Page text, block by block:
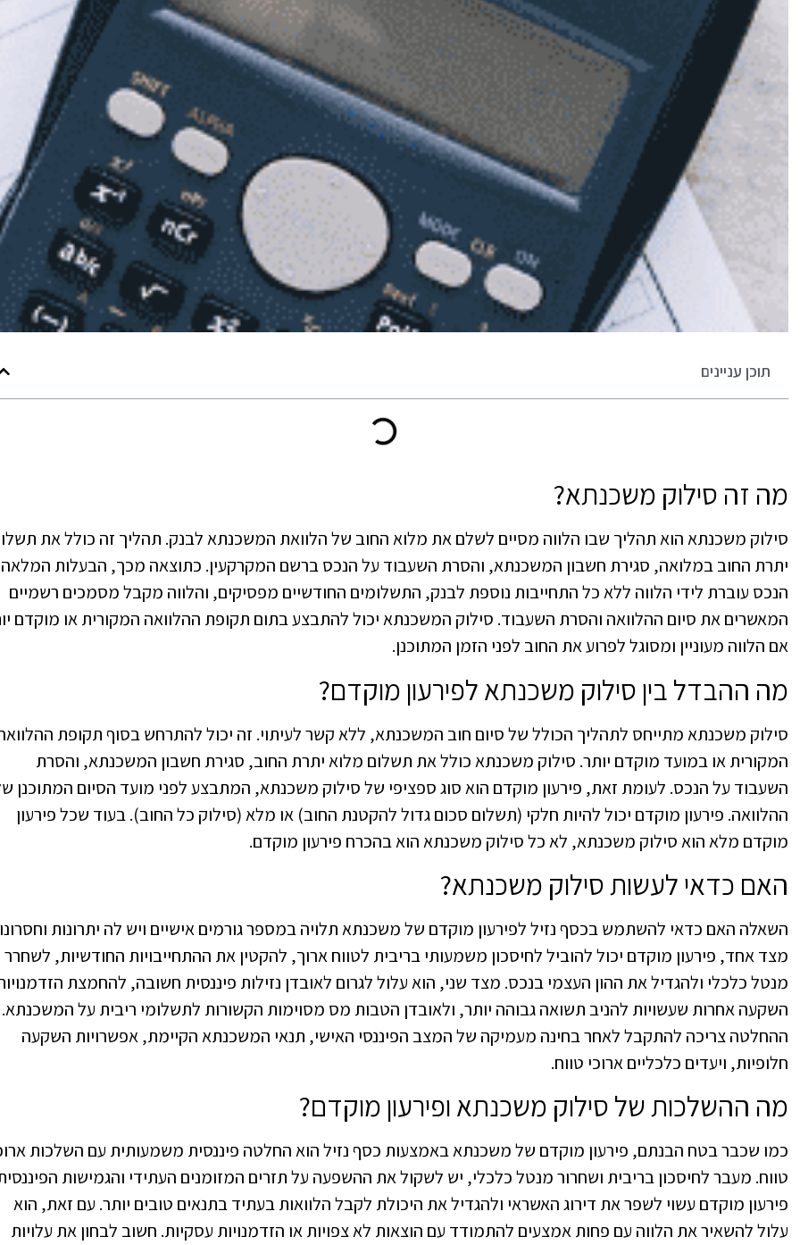
תוכן עניינים
מה זה סילוק משכנתא?
סילוק משכנתא הוא תהליך שבו הלווה מסיים לשלם את מלוא החוב של הלוואת המשכנתא לבנק. תהליך זה כולל את
יתרת החוב במלואה, סגירת חשבון המשכנתא, והסרת השעבוד על הנכס ברשם המקרקעין. כתוצאה מכך, הבעלות
הנכס עוברת לידי הלווה ללא כל התחייבות נוספת לבנק, התשלומים החודשיים מפסיקים, והלווה מקבל מסמכים רשמיים
המאשרים את סיום ההלוואה והסרת השעבוד. סילוק המשכנתא יכול להתבצע בתום תקופת ההלוואה המקורית או מוקדם
אם הלווה מעוניין ומסוגל לפרוע את החוב לפני הזמן המתוכנן.
מה ההבדל בין סילוק משכנתא לפירעון מוקדם?
סילוק משכנתא מתייחס לתהליך הכולל של סיום חוב המשכנתא, ללא קשר לעיתוי. זה יכול להתרחש בסוף תקופת
המקורית או במועד מוקדם יותר. סילוק משכנתא כולל את תשלום מלוא יתרת החוב, סגירת חשבון המשכנתא, והסרת
השעבוד על הנכס. לעומת זאת, פירעון מוקדם הוא סוג ספציפי של סילוק משכנתא, המתבצע לפני מועד הסיום המתוכנן
ההלוואה. פירעון מוקדם יכול להיות חלקי (תשלום סכום גדול להקטנת החוב) או מלא (סילוק כל החוב). בעוד שכל פירעון
מוקדם מלא הוא סילוק משכנתא, לא כל סילוק משכנתא הוא בהכרח פירעון מוקדם.
האם כדאי לעשות סילוק משכנתא?
השאלה האם כדאי להשתמש בכסף נזיל לפירעון מוקדם של משכנתא תלויה במספר גורמים אישיים ויש לה יתרונות
מצד אחד, פירעון מוקדם יכול להוביל לחיסכון משמעותי בריבית לטווח ארוך, להקטין את ההתחייבויות החודשיות, לשחרר
מנטל כלכלי ולהגדיל את ההון העצמי בנכס. מצד שני, הוא עלול לגרום לאובדן נזילות פיננסית חשובה, להחמצת
השקעה אחרות שעשויות להניב תשואה גבוהה יותר, ולאובדן הטבות מס מסוימות הקשורות לתשלומי ריבית על המשכנתא.
ההחלטה צריכה להתקבל לאחר בחינה מעמיקה של המצב הפיננסי האישי, תנאי המשכנתא הקיימת, אפשרויות השקעה
חלופיות, ויעדים כלכליים ארוכי טווח.
מה ההשלכות של סילוק משכנתא ופירעון מוקדם?
כמו שכבר בטח הבנתם, פירעון מוקדם של משכנתא באמצעות כסף נזיל הוא החלטה פיננסית משמעותית עם השלכות
טווח. מעבר לחיסכון בריבית ושחרור מנטל כלכלי, יש לשקול את ההשפעה על תזרים המזומנים העתידי והגמישות
פירעון מוקדם עשוי לשפר את דירוג האשראי ולהגדיל את היכולת לקבל הלוואות בעתיד בתנאים טובים יותר. עם זאת, הוא
עלול להשאיר את הלווה עם פחות אמצעים להתמודד עם הוצאות לא צפויות או הזדמנויות עסקיות. חשוב לבחון את עלויות